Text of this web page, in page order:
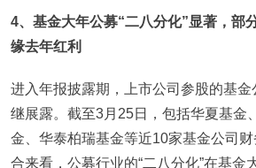
4、基金大年公募“二八分化”显著，部
缘去年红利
进入年报披露期，上市公司参股的基金
继展露。截至3月25日，包括华夏基金
金、华泰柏瑞基金等近10家基金公司
合来看，公募行业的“二八分化”在基金